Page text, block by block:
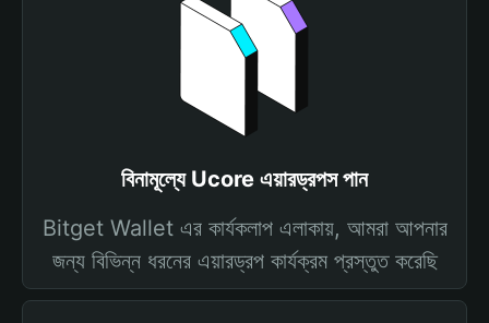
বিনামূল্যে Ucore এয়ারড্রপস পান
Bitget Wallet এর কার্যকলাপ এলাকায়, আমরা আপনার
জন্য বিভিন্ন ধরনের এয়ারড্রপ কার্যক্রম প্রস্তুত করেছি